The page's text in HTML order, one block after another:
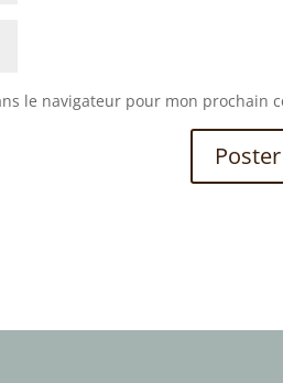
le navigateur pour mon prochain